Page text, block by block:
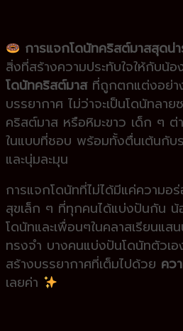
การแจกโดนัทคริสต์มาสสุดน่
สิ่งที่สร้างความประทับใจให้กับน้
โดนัทคริสต์มาสที่ถูกตกแต่งอย่าง
บรรยากาศ ไม่ว่าจะเป็นโดนัทลา
คริสต์มาส หรือหิมะขาว เด็ก ๆ ต่
ในแบบที่ชอบ พร้อมทั้งตื่นเต้นกับ
และนุ่มละมุน
การแจกโดนัทที่ไม่ได้มีแค่ความอ
สุขเล็ก ๆ ที่ทุกคนได้แบ่งปันกัน
โดนัทและเพื่อนๆในคลาสเรียนแส
ทรงจำ บางคนแบ่งปันโดนัทตัวเ
สร้างบรรยากาศที่เต็มไปด้วย คว
เลยค่า